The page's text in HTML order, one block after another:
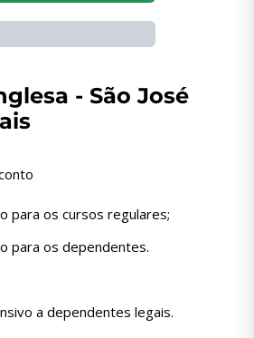
- São José
para os cursos regulares;
para os dependentes.
a dependentes legais.